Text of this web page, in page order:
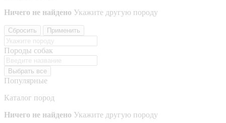
Ничего не найдено Укажите другую породу
Сбросить Применить
Породы собак
Выбрать все
Популярные
Каталог пород
Ничего не найдено Укажите другую породу